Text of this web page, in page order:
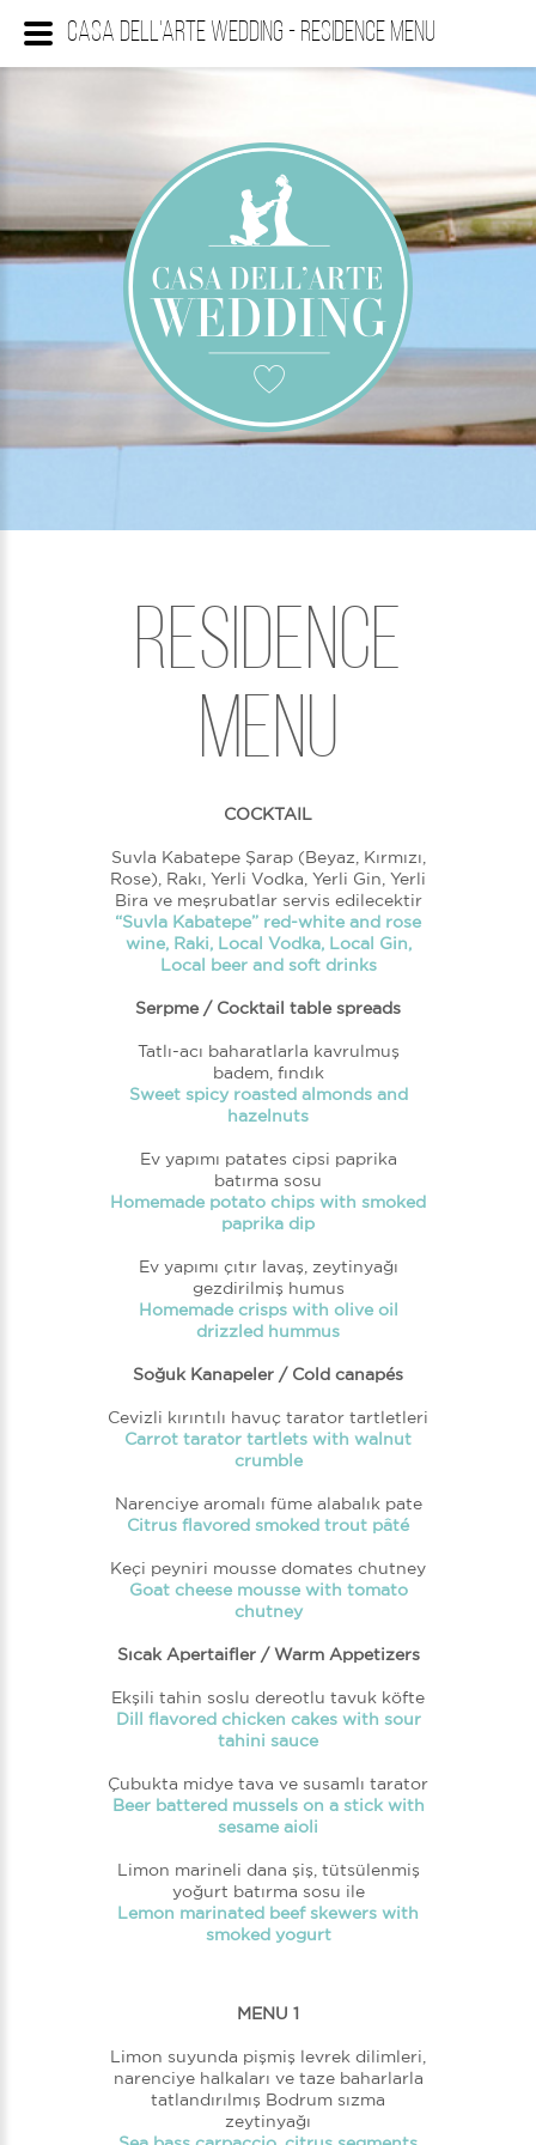
RESIDENCE
MENU
COCKTAIL
Suvla Kabatepe Şarap (Beyaz, Kırmızı,
Rose), Rakı, Yerli Vodka, Yerli Gin, Yerli
Bira ve meşrubatlar servis edilecektir
“Suvla Kabatepe” red-white and rose
wine, Raki, Local Vodka, Local Gin,
Local beer and soft drinks
Serpme / Cocktail table spreads
Tatlı-acı baharatlarla kavrulmuş
badem, fındık
Sweet spicy roasted almonds and
hazelnuts
Ev yapımı patates cipsi paprika
batırma sosu
Homemade potato chips with smoked
paprika dip
Ev yapımı çıtır lavaş, zeytinyağı
gezdirilmiş humus
Homemade crisps with olive oil
drizzled hummus
Soğuk Kanapeler / Cold canapés
Cevizli kırıntılı havuç tarator tartletleri
Carrot tarator tartlets with walnut
crumble
Narenciye aromalı füme alabalık pate
Citrus flavored smoked trout pâté
Keçi peyniri mousse domates chutney
Goat cheese mousse with tomato
chutney
Sıcak Apertaifler / Warm Appetizers
Ekşili tahin soslu dereotlu tavuk köfte
Dill flavored chicken cakes with sour
tahini sauce
Çubukta midye tava ve susamlı tarator
Beer battered mussels on a stick with
sesame aioli
Limon marineli dana şiş, tütsülenmiş
yoğurt batırma sosu ile
Lemon marinated beef skewers with
smoked yogurt
MENU 1
Limon suyunda pişmiş levrek dilimleri,
narenciye halkaları ve taze baharlarla
tatlandırılmış Bodrum sızma
zeytinyağı
Casa Dell'Arte Wedding - Residence Menu